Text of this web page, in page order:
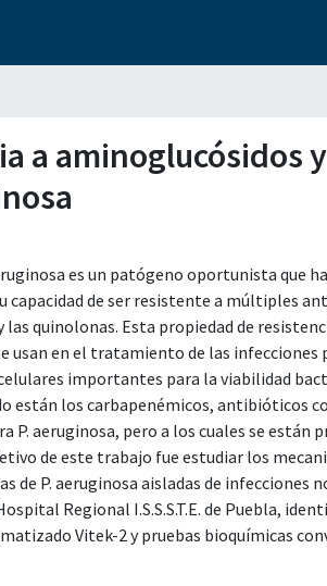
a aminoglucósidos
es un patógeno oportunista que
capacidad de ser resistente a múltiples
las quinolonas. Esta propiedad de
usan en el tratamiento de las infecciones
importantes para la viabilidad
están los carbapenémicos, antibióticos
aeruginosa, pero a los cuales se están
de este trabajo fue estudiar los
de P. aeruginosa aisladas de infecciones
Regional I.S.S.S.T.E. de Puebla,
Vitek-2 y pruebas bioquímicas